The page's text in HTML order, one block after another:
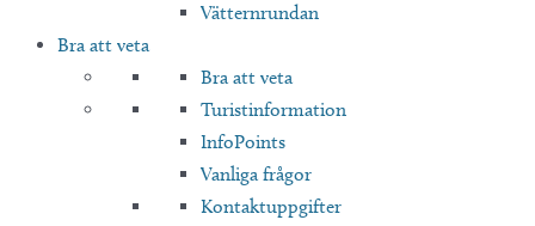
Vätternrundan
Bra att veta
Bra att veta
Turistinformation
InfoPoints
Vanliga frågor
Kontaktuppgifter